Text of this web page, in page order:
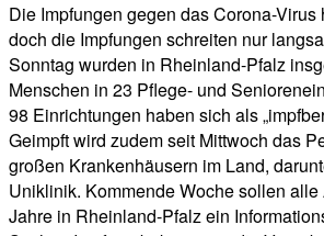
Die Impfungen gegen das Corona-Virus
doch die Impfungen schreiten nur
Sonntag wurden in Rheinland-Pfalz
Menschen in 23 Pflege- und
98 Einrichtungen haben sich als
Geimpft wird zudem seit Mittwoch das
großen Krankenhäusern im Land,
Uniklinik. Kommende Woche sollen alle
Jahre in Rheinland-Pfalz ein